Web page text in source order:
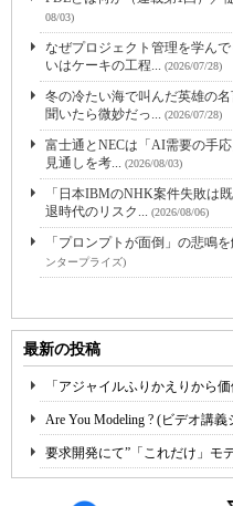
08/03)
なぜプロジェクト管理を学ん
いはケーキの工程... (2026/07/28)
冬の冷たい海で叫んだ英雄の
聞いたら微妙だっ... (2026/07/28)
富士通とNECは「AI需要の手
見通しを考... (2026/08/03)
「日本IBMのNHK案件失敗は
退時代のリスク... (2026/08/06)
「プロンプトが面倒」の悲
ンタープライズ)
最新の投稿
「アジャイルふりかえりから
Are You Modeling ? (ビデオ講
要求開発にて”「これだけ」モ